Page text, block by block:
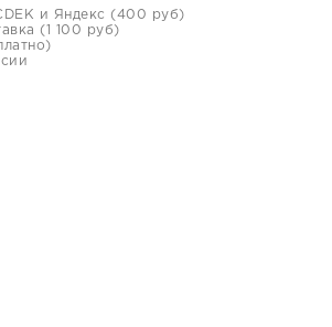
и Яндекс (400 руб)
(1 100 руб)